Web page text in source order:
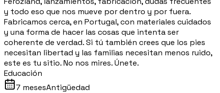
y todo eso que nos mueve por dentro y por fuera.
Fabricamos cerca, en Portugal, con materiales cuidados
y una forma de hacer las cosas que intenta ser
coherente de verdad. Si tú también crees que los pies
necesitan libertad y las familias necesitan menos ruido,
este es tu sitio. No nos mires. Únete.
Educación
7 mesesAntigüedad